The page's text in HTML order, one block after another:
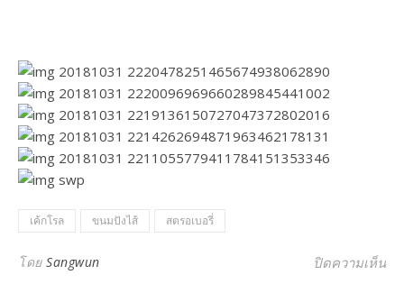
เค้กโรล ขนมปังไส้ สตรอเบอรี่
โดย Sangwun ปิดความเห็นบน